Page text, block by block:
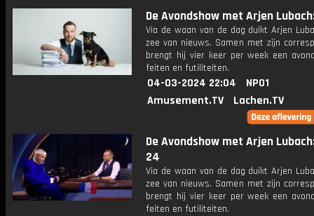
De Avondshow met Arjen
Via de waan van de dag duikt Arjen
zee van nieuws. Samen met zijn
brengt hij vier keer per week een
feiten en futiliteiten.
04-03-2024 22:04
NPO1
Amusement.TV
Lachen.TV
De Avondshow met Arjen
24
Via de waan van de dag duikt Arjen
zee van nieuws. Samen met zijn
brengt hij vier keer per week een
feiten en futiliteiten.